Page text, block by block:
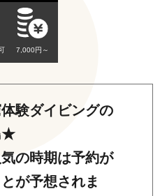
7,000円～
験ダイビングの
★
の時期は予約が
が予想されま